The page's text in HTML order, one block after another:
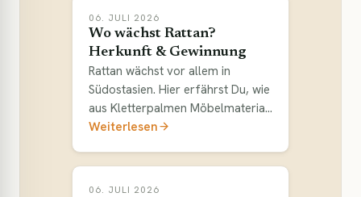
06. JULI 2026
Wo wächst Rattan?
Herkunft & Gewinnung
Rattan wächst vor allem in
Südostasien. Hier erfährst Du, wie
aus Kletterpalmen Möbelmaterial
wird – und wann Polyrattan
Weiterlesen
06. JULI 2026